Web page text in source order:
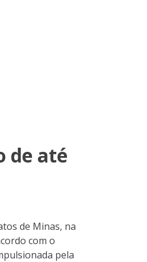
de até
de Minas, na
com o
pela